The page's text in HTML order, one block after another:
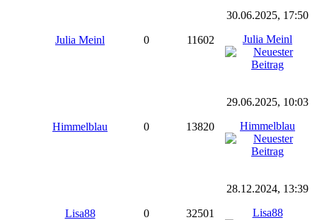
Julia Meinl 0 11602
30.06.2025, 17:50
Julia Meinl
Himmelblau 0 13820
29.06.2025, 10:03
Himmelblau
Lisa88 0 32501
28.12.2024, 13:39
Lisa88